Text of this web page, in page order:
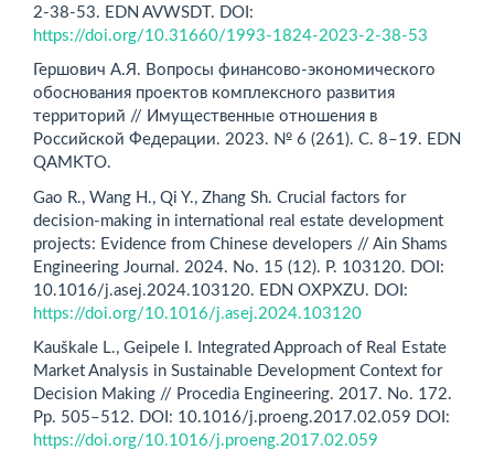
2-38-53. EDN AVWSDT. DOI:
https://doi.org/10.31660/1993-1824-2023-2-38-53
Гершович А.Я. Вопросы финансово-экономического
обоснования проектов комплексного развития
территорий // Имущественные отношения в
Российской Федерации. 2023. № 6 (261). С. 8–19. EDN
QAMKTO.
Gao R., Wang H., Qi Y., Zhang Sh. Crucial factors for
decision-making in international real estate development
projects: Evidence from Chinese developers // Ain Shams
Engineering Journal. 2024. No. 15 (12). P. 103120. DOI:
10.1016/j.asej.2024.103120. EDN OXPXZU. DOI:
https://doi.org/10.1016/j.asej.2024.103120
Kauškale L., Geipele I. Integrated Approach of Real Estate
Market Analysis in Sustainable Development Context for
Decision Making // Procedia Engineering. 2017. No. 172.
Pp. 505–512. DOI: 10.1016/j.proeng.2017.02.059 DOI:
https://doi.org/10.1016/j.proeng.2017.02.059